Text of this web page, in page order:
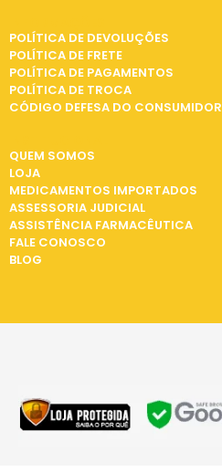
POLÍTICA DE DEVOLUÇÕES
POLÍTICA DE FRETE
POLÍTICA DE PAGAMENTOS
POLÍTICA DE TROCA
CÓDIGO DEFESA DO CONSUMIDOR
QUEM SOMOS
LOJA
MEDICAMENTOS IMPORTADOS
ASSESSORIA JUDICIAL
ASSISTÊNCIA FARMACÊUTICA
FALE CONOSCO
BLOG